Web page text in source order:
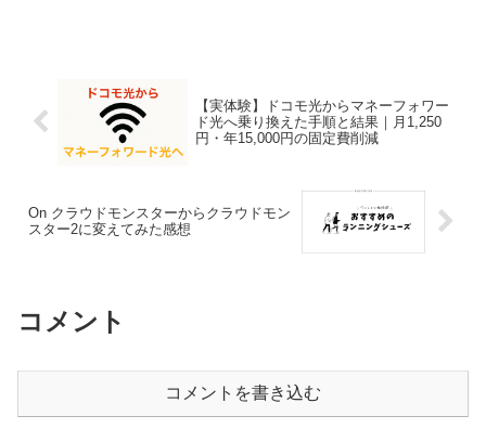
【実体験】ドコモ光からマネーフォワー
ド光へ乗り換えた手順と結果｜月1,250
円・年15,000円の固定費削減
On クラウドモンスターからクラウドモン
スター2に変えてみた感想
コメント
コメントを書き込む